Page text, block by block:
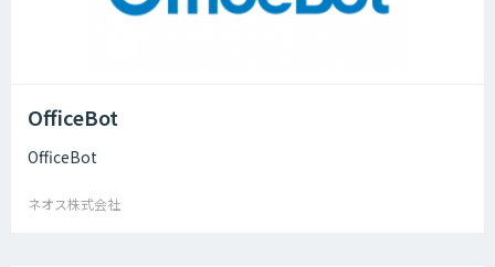
OfficeBot
OfficeBot
ネオス株式会社